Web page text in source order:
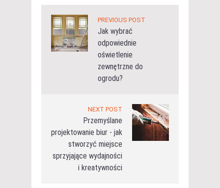
PREVIOUS POST
Jak wybrać
odpowiednie
oświetlenie
zewnętrzne do
ogrodu?
NEXT POST
Przemyślane
projektowanie biur - jak
stworzyć miejsce
sprzyjające wydajności
i kreatywności